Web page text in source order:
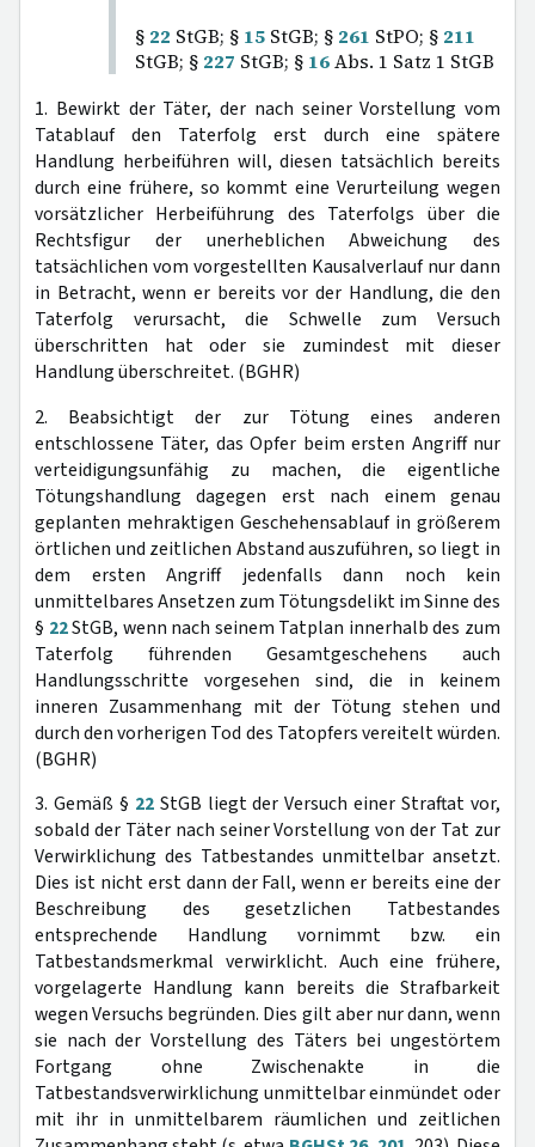
§ 22 StGB; § 15 StGB; § 261 StPO; § 211
StGB; § 227 StGB; § 16Abs. 1 Satz 1 StGB
1. Bewirkt der Täter, der nach seiner Vorstellung vom
Tatablauf den Taterfolg erst durch eine spätere
Handlung herbeiführen will, diesen tatsächlich bereits
durch eine frühere, so kommt eine Verurteilung wegen
vorsätzlicher Herbeiführung des Taterfolgs über die
Rechtsfigur der unerheblichen Abweichung des
tatsächlichen vom vorgestellten Kausalverlauf nur dann
in Betracht, wenn er bereits vor der Handlung, die den
Taterfolg verursacht, die Schwelle zum Versuch
überschritten hat oder sie zumindest mit dieser
Handlung überschreitet. (BGHR)
2. Beabsichtigt der zur Tötung eines anderen
entschlossene Täter, das Opfer beim ersten Angriff nur
verteidigungsunfähig zu machen, die eigentliche
Tötungshandlung dagegen erst nach einem genau
geplanten mehraktigen Geschehensablauf in größerem
örtlichen und zeitlichen Abstand auszuführen, so liegt in
dem ersten Angriff jedenfalls dann noch kein
unmittelbares Ansetzen zum Tötungsdelikt im Sinne des
§ 22StGB, wenn nach seinem Tatplan innerhalb des zum
Taterfolg führenden Gesamtgeschehens auch
Handlungsschritte vorgesehen sind, die in keinem
inneren Zusammenhang mit der Tötung stehen und
durch den vorherigen Tod des Tatopfers vereitelt würden.
(BGHR)
3. Gemäß § 22StGB liegt der Versuch einer Straftat vor,
sobald der Täter nach seiner Vorstellung von der Tat zur
Verwirklichung des Tatbestandes unmittelbar ansetzt.
Dies ist nicht erst dann der Fall, wenn er bereits eine der
Beschreibung des gesetzlichen Tatbestandes
entsprechende Handlung vornimmt bzw. ein
Tatbestandsmerkmal verwirklicht. Auch eine frühere,
vorgelagerte Handlung kann bereits die Strafbarkeit
wegen Versuchs begründen. Dies gilt aber nur dann, wenn
sie nach der Vorstellung des Täters bei ungestörtem
Fortgang ohne Zwischenakte in die
Tatbestandsverwirklichung unmittelbar einmündet oder
mit ihr in unmittelbarem räumlichen und zeitlichen